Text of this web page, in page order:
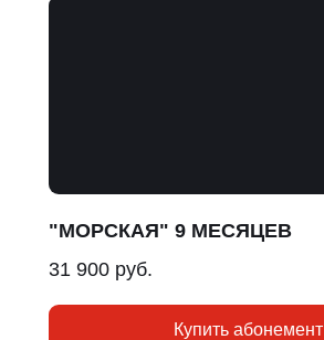
31 900 руб.
"МОРСКАЯ" 9 МЕСЯЦЕВ
Купить абонемент